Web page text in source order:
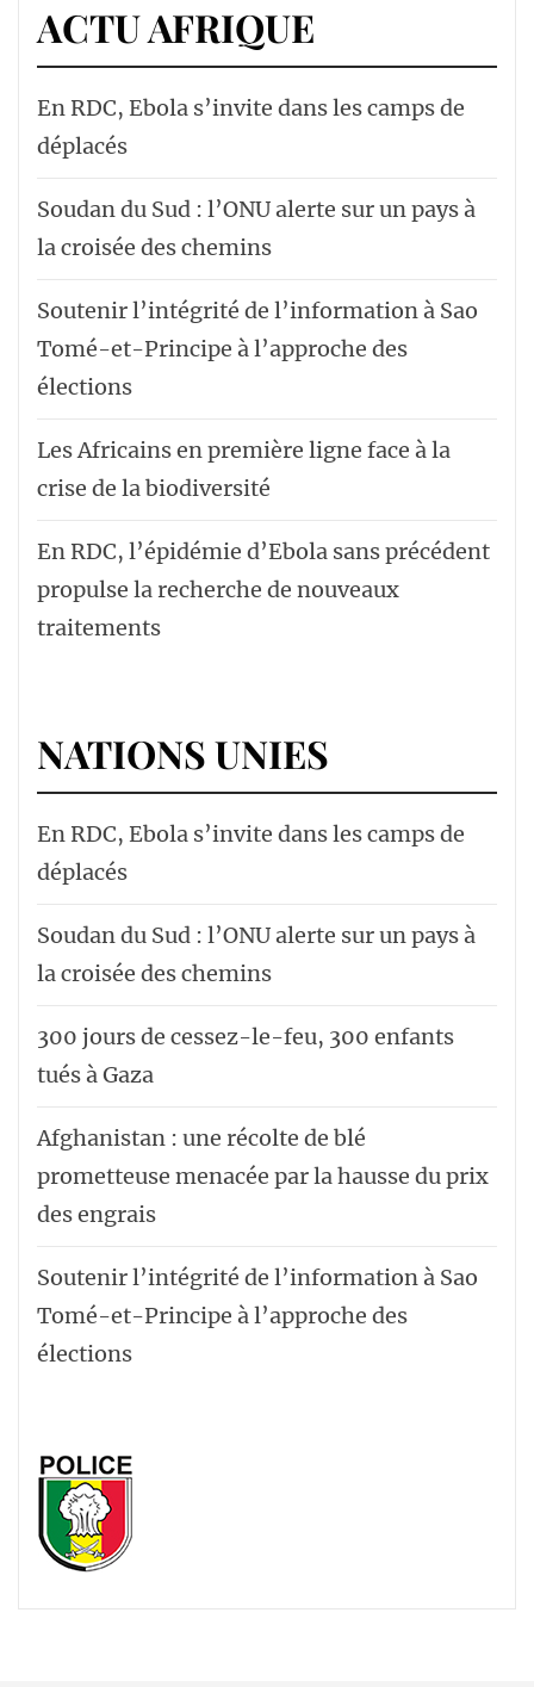
ACTU AFRIQUE
En RDC, Ebola s’invite dans les camps de
déplacés
Soudan du Sud : l’ONU alerte sur un pays à
la croisée des chemins
Soutenir l’intégrité de l’information à Sao
Tomé-et-Principe à l’approche des
élections
Les Africains en première ligne face à la
crise de la biodiversité
En RDC, l’épidémie d’Ebola sans précédent
propulse la recherche de nouveaux
traitements
NATIONS UNIES
En RDC, Ebola s’invite dans les camps de
déplacés
Soudan du Sud : l’ONU alerte sur un pays à
la croisée des chemins
300 jours de cessez-le-feu, 300 enfants
tués à Gaza
Afghanistan : une récolte de blé
prometteuse menacée par la hausse du prix
des engrais
Soutenir l’intégrité de l’information à Sao
Tomé-et-Principe à l’approche des
élections